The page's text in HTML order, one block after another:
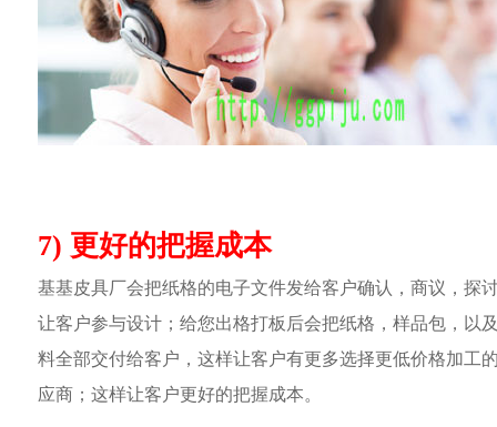
7) 更好的把握成本
基基皮具厂会把纸格的电子文件发给客户确认，商议，探
让客户参与设计；给您出格打板后会把纸格，样品包，以
料全部交付给客户，这样让客户有更多选择更低价格加工
应商；这样让客户更好的把握成本。